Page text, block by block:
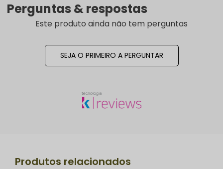
Perguntas & respostas
Este produto ainda não tem perguntas
SEJA O PRIMEIRO A PERGUNTAR
Produtos relacionados